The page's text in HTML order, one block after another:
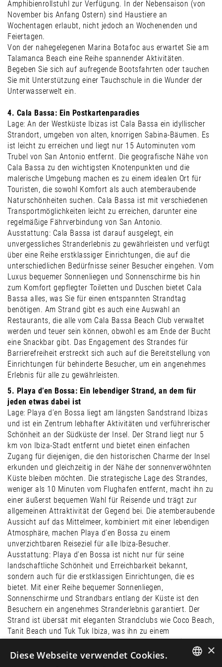
Amphibienrollstuhl zur Verfügung. In der Nebensaison (von
November bis Anfang Ostern) sind Haustiere an
Wochentagen erlaubt, nicht jedoch an Wochenenden und
Feiertagen.
Von der nahegelegenen Marina Botafoc aus erwartet Sie am
Talamanca Beach eine Reihe spannender Aktivitäten.
Begeben Sie sich auf aufregende Bootsfahrten oder tauchen
Sie mit Unterstützung einer Tauchschule in die Wunder der
Unterwasserwelt ein.
4. Cala Bassa: Ein Postkartenparadies
Lage: An der Westküste Ibizas ist Cala Bassa ein idyllischer
Strandort, umgeben von alten, knorrigen Sabina-Bäumen. Es
ist leicht zu erreichen und liegt nur 15 Autominuten vom
Trubel von San Antonio entfernt. Die geografische Nähe von
Cala Bassa zu den wichtigsten Knotenpunkten und die
malerische Umgebung machen es zu einem idealen Ort für
Touristen, die sowohl Komfort als auch atemberaubende
Naturschönheiten suchen. Cala Bassa ist mit verschiedenen
Transportmöglichkeiten leicht zu erreichen, darunter eine
regelmäßige Fährverbindung von San Antonio.
Ausstattung: Cala Bassa ist darauf ausgelegt, ein
unvergessliches Stranderlebnis zu gewährleisten und verfügt
über eine Reihe erstklassiger Einrichtungen, die auf die
unterschiedlichen Bedürfnisse seiner Besucher eingehen. Vom
Luxus bequemer Sonnenliegen und Sonnenschirme bis hin
zum Komfort gepflegter Toiletten und Duschen bietet Cala
Bassa alles, was Sie für einen entspannten Strandtag
benötigen. Am Strand gibt es auch eine Auswahl an
Restaurants, die alle vom Cala Bassa Beach Club verwaltet
werden und teuer sein können, obwohl es am Ende der Bucht
eine Snackbar gibt. Das Engagement des Strandes für
Barrierefreiheit erstreckt sich auch auf die Bereitstellung von
Einrichtungen für behinderte Besucher, um ein angenehmes
Erlebnis für alle zu gewährleisten.
5. Playa d’en Bossa: Ein lebendiger Strand, an dem für
jeden etwas dabei ist
Lage: Playa d’en Bossa liegt am längsten Sandstrand Ibizas
und ist ein Zentrum lebhafter Aktivitäten und verführerischer
Schönheit an der Südküste der Insel. Der Strand liegt nur 5
km von Ibiza-Stadt entfernt und bietet einen einfachen
Zugang für diejenigen, die den historischen Charme der Insel
erkunden und gleichzeitig in der Nähe der sonnenverwöhnten
Küste bleiben möchten. Die strategische Lage des Strandes,
weniger als 10 Minuten vom Flughafen entfernt, macht ihn zu
einer äußerst bequemen Wahl für Reisende und trägt zur
allgemeinen Attraktivität der Gegend bei. Die atemberaubende
Aussicht auf das Mittelmeer, kombiniert mit einer lebendigen
Atmosphäre, machen Playa d’en Bossa zu einem
unverzichtbaren Reiseziel für alle Ibiza-Besucher.
Ausstattung: Playa d’en Bossa ist nicht nur für seine
landschaftliche Schönheit und Erreichbarkeit bekannt,
sondern auch für die erstklassigen Einrichtungen, die es
bietet. Mit einer Reihe bequemer Sonnenliegen,
Sonnenschirme und Strandbars entlang der Küste ist den
Besuchern ein angenehmes Stranderlebnis garantiert. Der
Strand ist übersät mit eleganten Strandclubs wie Coco Beach,
Tanit Beach und Tuk Tuk Ibiza, was ihn zu einem
gastronomischen Paradies und einem Hotspot für Liebhaber
des Nachtlebens macht. Eines der einzigartigen Merkmale
×
Diese Webseite verwendet Cookies.